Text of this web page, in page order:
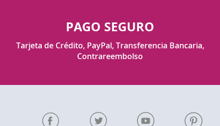
PAGO SEGURO
Tarjeta de Crédito, PayPal, Transferencia Bancaria,
Contrareembolso